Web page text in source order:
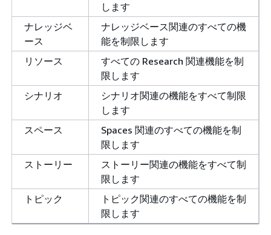
します
ナレッジベ
ース
ナレッジベース関連のすべての機
能を制限します
リソース
すべての Research 関連機能を制
限します
シナリオ
シナリオ関連の機能をすべて制限
します
スペース
Spaces 関連のすべての機能を制
限します
ストーリー
ストーリー関連の機能をすべて制
限します
トピック
トピック関連のすべての機能を制
限します